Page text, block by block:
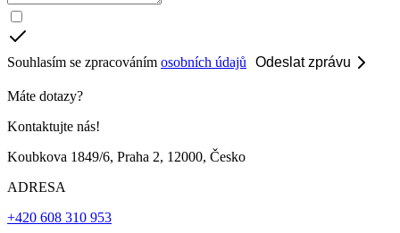
Souhlasím se zpracováním osobních údajů Odeslat zprávu
Máte dotazy?
Kontaktujte nás!
Koubkova 1849/6, Praha 2, 12000, Česko
ADRESA
+420 608 310 953